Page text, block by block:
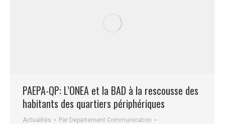
PAEPA-QP: L’ONEA et la BAD à la rescousse des
habitants des quartiers périphériques
Actualités Par Departement Communication